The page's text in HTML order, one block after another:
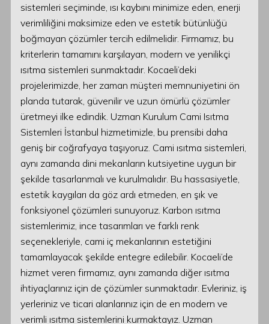
sistemleri seçiminde, ısı kaybını minimize eden, enerji
verimliliğini maksimize eden ve estetik bütünlüğü
boğmayan çözümler tercih edilmelidir. Firmamız, bu
kriterlerin tamamını karşılayan, modern ve yenilikçi
ısıtma sistemleri sunmaktadır. Kocaeli’deki
projelerimizde, her zaman müşteri memnuniyetini ön
planda tutarak, güvenilir ve uzun ömürlü çözümler
üretmeyi ilke edindik. Uzman Kurulum Cami Isıtma
Sistemleri İstanbul hizmetimizle, bu prensibi daha
geniş bir coğrafyaya taşıyoruz. Cami ısıtma sistemleri,
aynı zamanda dini mekanların kutsiyetine uygun bir
şekilde tasarlanmalı ve kurulmalıdır. Bu hassasiyetle,
estetik kaygıları da göz ardı etmeden, en şık ve
fonksiyonel çözümleri sunuyoruz. Karbon ısıtma
sistemlerimiz, ince tasarımları ve farklı renk
seçenekleriyle, cami iç mekanlarının estetiğini
tamamlayacak şekilde entegre edilebilir. Kocaeli’de
hizmet veren firmamız, aynı zamanda diğer ısıtma
ihtiyaçlarınız için de çözümler sunmaktadır. Evleriniz, iş
yerleriniz ve ticari alanlarınız için de en modern ve
verimli ısıtma sistemlerini kurmaktayız. Uzman